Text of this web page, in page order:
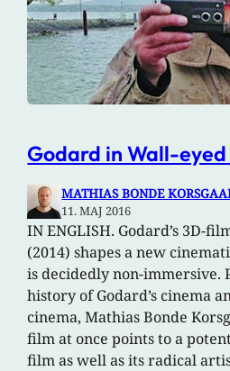
Godard in Wall-eyed
MATHIAS BONDE
11. MAJ 2016
IN ENGLISH. Godard’s 3D-
(2014) shapes a new
is decidedly non-immersive.
history of Godard’s cinema
cinema, Mathias Bonde
film at once points to a
film as well as its radical